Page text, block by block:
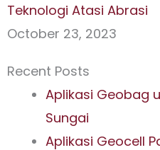
Teknologi Atasi Abrasi
October 23, 2023
Recent Posts
Aplikasi Geobag
Sungai
Aplikasi Geocell